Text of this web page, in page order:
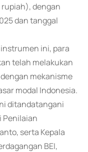
dengan
dan tanggal
ini, para
telah melakukan
mekanisme
modal Indonesia.
ditandatangani
Penilaian
serta Kepala
BEI,